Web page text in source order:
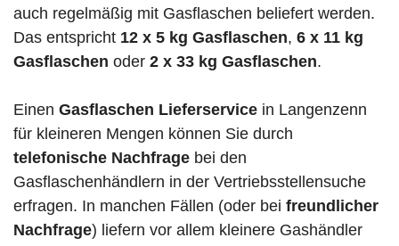
auch regelmäßig mit Gasflaschen beliefert werden.
Das entspricht 12 x 5 kg Gasflaschen, 6 x 11 kg
Gasflaschen oder 2 x 33 kg Gasflaschen.
Einen Gasflaschen Lieferservice in Langenzenn
für kleineren Mengen können Sie durch
telefonische Nachfrage bei den
Gasflaschenhändlern in der Vertriebsstellensuche
erfragen. In manchen Fällen (oder bei freundlicher
Nachfrage) liefern vor allem kleinere Gashändler